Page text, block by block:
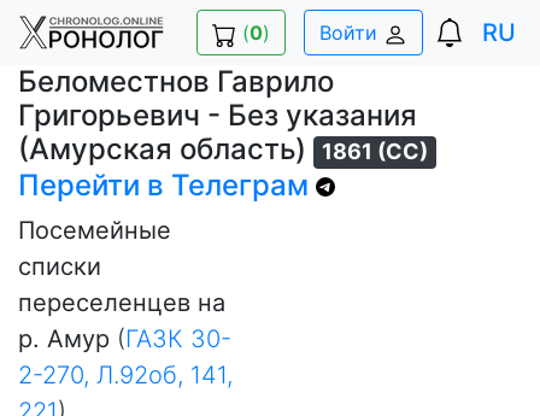
(0) Войти RU
Беломестнов Гаврило
Григорьевич - Без указания
(Амурская область)
1861 (СС)
Перейти в Телеграм
Посемейные
списки
переселенцев на
р. Амур (ГАЗК 30-
2-270, Л.92об, 141,